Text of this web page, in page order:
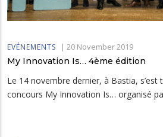
EVÉNEMENTS | 20 November 2019
My Innovation Is… 4ème édition
Le 14 novembre dernier, à Bastia,
concours My Innovation Is… organisé